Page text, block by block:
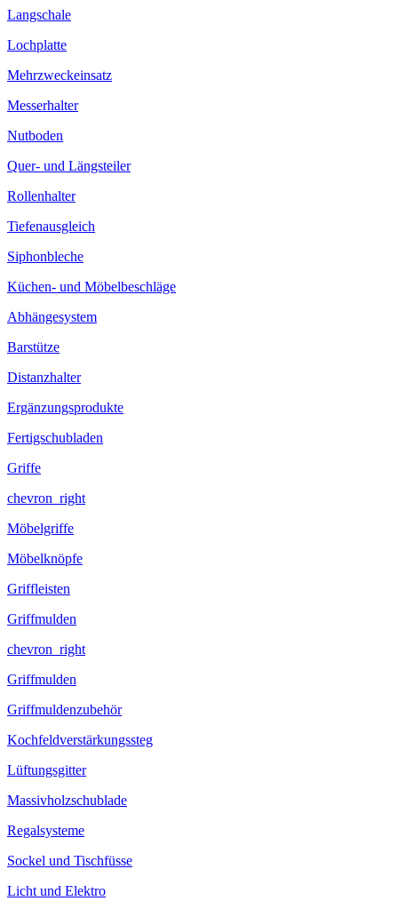
Langschale
Lochplatte
Mehrzweckeinsatz
Messerhalter
Nutboden
Quer- und Längsteiler
Rollenhalter
Tiefenausgleich
Siphonbleche
Küchen- und Möbelbeschläge
Abhängesystem
Barstütze
Distanzhalter
Ergänzungsprodukte
Fertigschubladen
Griffe
chevron_right
Möbelgriffe
Möbelknöpfe
Griffleisten
Griffmulden
chevron_right
Griffmulden
Griffmuldenzubehör
Kochfeldverstärkungssteg
Lüftungsgitter
Massivholzschublade
Regalsysteme
Sockel und Tischfüsse
Licht und Elektro